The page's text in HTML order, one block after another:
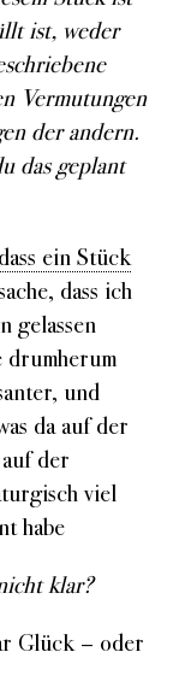
ist, weder
Vermutungen
der andern.
das geplant
ein Stück
dass ich
gelassen
drumherum
und
da auf der
der
viel
habe
klar?
Glück – oder